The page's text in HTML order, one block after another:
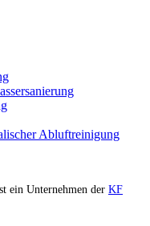
Abluftreinigung
ein Unternehmen der KF